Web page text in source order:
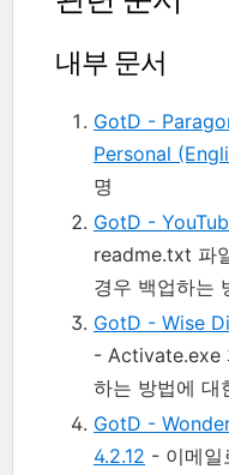
내부 문서
GotD -
Personal
명
GotD -
readme.txt 파
경우 백업하는
GotD - Wise
- Activate.exe
하는 방법에 대
GotD -
4.2.12 - 이메일